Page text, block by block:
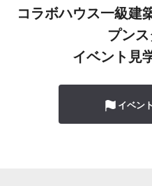
コラボハウス一級
プン
イベント見
イベン